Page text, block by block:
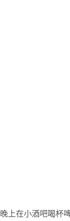
晚上在小酒吧喝杯